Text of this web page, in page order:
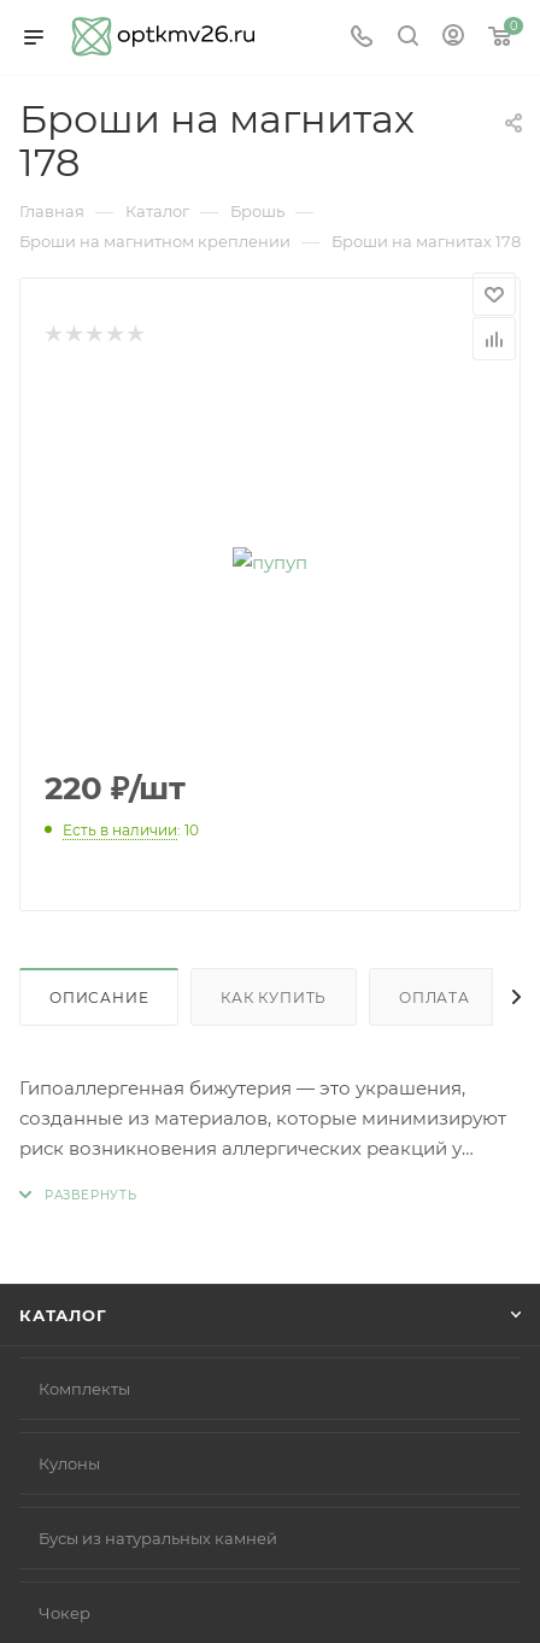
0
Броши на магнитах
178
Главная — Каталог — Брошь —
Броши на магнитном креплении — Броши на магнитах 178
220 ₽/шт
Есть в наличии: 10
ОПИСАНИЕ КАК КУПИТЬ ОПЛАТА
Гипоаллергенная бижутерия — это украшения,
созданные из материалов, которые минимизируют
риск возникновения аллергических реакций у
гипоаллергенной бижутерии используются
Нержавеющая сталь.
в сплаве может вызывать реакцию).
покрытия других металлов, таких как золото или
Золото (особенно высокой пробы, хотя даже
КАТАЛОГ
Комплекты
Кулоны
Бусы из натуральных камней
Чокер